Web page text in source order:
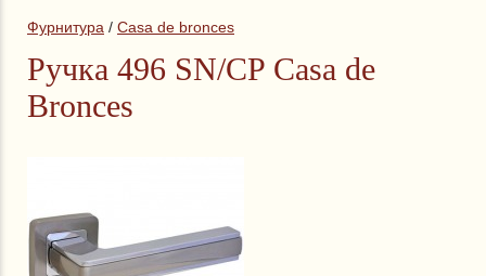
Фурнитура / Casa de bronces
Ручка 496 SN/CP Casa de
Bronces